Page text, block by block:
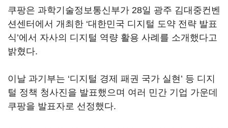
쿠팡은 과학기술정보통신부가 28일 광주 김대중컨벤
션센터에서 개최한 ‘대한민국 디지털 도약 전략 발표
식’에서 자사의 디지털 역량 활용 사례를 소개했다고
밝혔다.
이날 과기부는 ‘디지털 경제 패권 국가 실현’ 등 디지
털 정책 청사진을 발표했으며 여러 민간 기업 가운데
쿠팡을 발표자로 선정했다.